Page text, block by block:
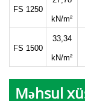
FS 1250
kN/m²
FS 1500
33,34
kN/m²
Məhsul